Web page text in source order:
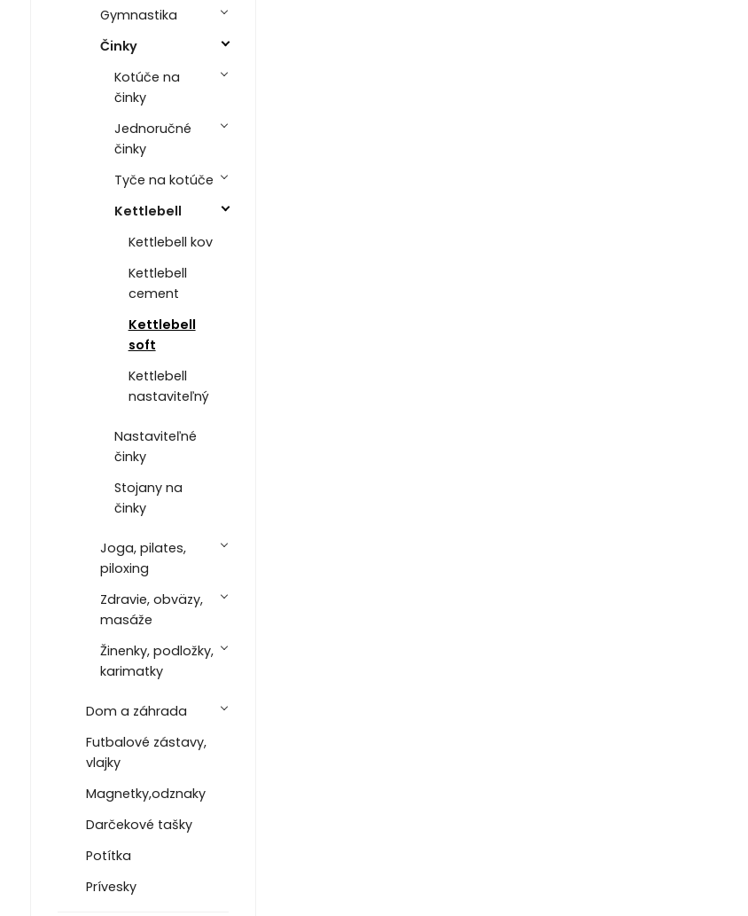
Gymnastika
Činky
Kotúče na
činky
Jednoručné
činky
Tyče na kotúče
Kettlebell
Kettlebell kov
Kettlebell
cement
Kettlebell
soft
Kettlebell
nastaviteľný
Nastaviteľné
činky
Stojany na
činky
Joga, pilates,
piloxing
Zdravie, obväzy,
masáže
Žinenky, podložky,
karimatky
Dom a záhrada
Futbalové zástavy,
vlajky
Magnetky,odznaky
Darčekové tašky
Potítka
Prívesky